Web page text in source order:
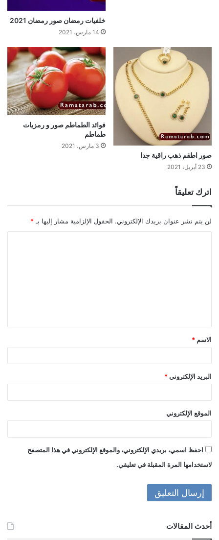
خلفيات رمضان صور رمضان 2021
14 مارس، 2021
صور اطقم ذهب راقية جدا
23 أبريل، 2021
فوائد الطماطم صور و رمزيات
طماطم
3 مارس، 2021
اترك تعليقاً
لن يتم نشر عنوان بريدك الإلكتروني. الحقول الإلزامية مشار إليها بـ *
ق
*
الاسم *
البريد الإلكتروني *
الموقع الإلكتروني
احفظ اسمي، بريدي الإلكتروني، والموقع الإلكتروني في هذا المتصفح
لاستخدامها المرة المقبلة في تعليقي.
أحدث المقالات